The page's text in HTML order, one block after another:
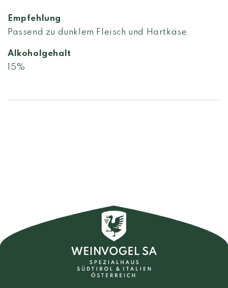
Empfehlung
Passend zu dunklem Fleisch und Hartkäse.
Alkoholgehalt
15%